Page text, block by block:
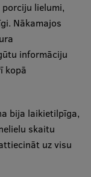
lielumi,
Nākamajos
informāciju
kopā
bija laikietilpīga,
skaitu
uz visu